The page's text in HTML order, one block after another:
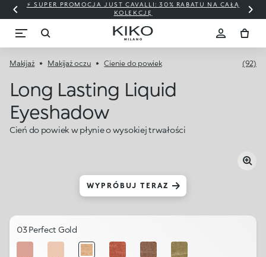
⚡ SUPER PROMOCJA JUST CAVALLI: 30% RABATU NA CAŁĄ
KOLEKCJĘ
Makijaż Makijaż oczu Cienie do powiek (92)
Long Lasting Liquid
Eyeshadow
Cień do powiek w płynie o wysokiej trwałości
WYPRÓBUJ TERAZ
03 Perfect Gold